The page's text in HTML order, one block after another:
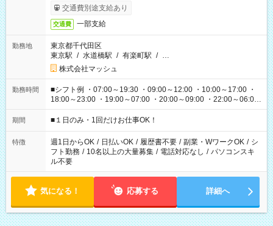
交通費別途支給あり
交通費 一部支給
勤務地
東京都千代田区
東京駅 / 水道橋駅 / 有楽町駅 / …
株式会社マッシュ
勤務時間
■シフト例 ・07:00～19:30 ・09:00～12:00 ・10:00～17:00 ・
18:00～23:00 ・19:00～07:00 ・20:00～09:00 ・22:00～06:00
etc ★最短で3時間で5,120円のお仕事から 15時間で2万円近く稼
げるお仕事も！ ご希望のお時間に合わせてご紹介！ ※シフトは
ください！
期間 ■１日のみ・1回だけお仕事OK！
特徴 週1日からOK / 日払いOK / 履歴書不要 / 副業・WワークOK / シ
フト勤務 / 10名以上の大量募集 / 電話対応なし / パソコンスキ
ル不要
気になる！ 応募する 詳細へ